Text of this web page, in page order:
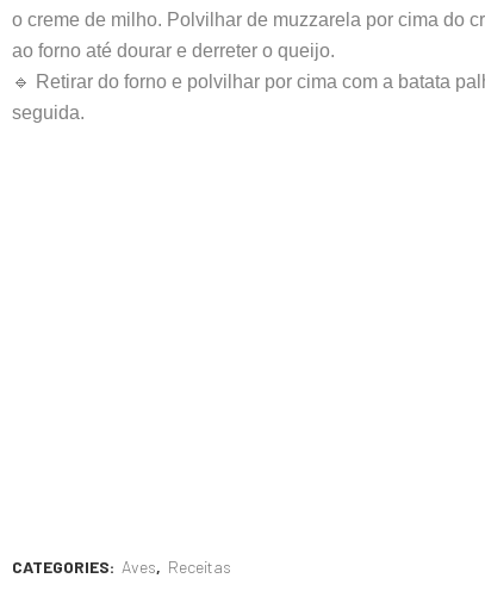
o creme de milho. Polvilhar de muzzarela por cima do
ao forno até dourar e derreter o queijo.
🔹 Retirar do forno e polvilhar por cima com a batata
seguida.
CATEGORIES: Aves, Receitas